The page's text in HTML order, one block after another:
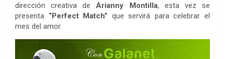
dirección creativa deArianny Montilla, esta vez se
presenta “Perfect Match” que servirá para celebrar el
mes del amor.